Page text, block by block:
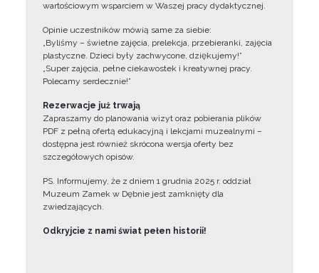
wartościowym wsparciem w Waszej pracy dydaktycznej.
Opinie uczestników mówią same za siebie:
„Byliśmy – świetne zajęcia, prelekcja, przebieranki, zajęcia
plastyczne. Dzieci były zachwycone, dziękujemy!”
„Super zajęcia, pełne ciekawostek i kreatywnej pracy.
Polecamy serdecznie!”
Rezerwacje już trwają
Zapraszamy do planowania wizyt oraz pobierania plików
PDF z pełną ofertą edukacyjną i lekcjami muzealnymi –
dostępna jest również skrócona wersja oferty bez
szczegółowych opisów.
PS. Informujemy, że z dniem 1 grudnia 2025 r. oddział
Muzeum Zamek w Dębnie jest zamknięty dla
zwiedzających.
Odkryjcie z nami świat pełen historii!